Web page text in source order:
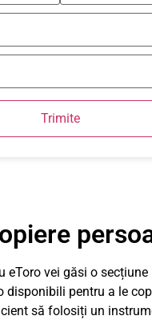
Trimite
eToro vei găsi o
disponibili pentru a le
să folosiți un